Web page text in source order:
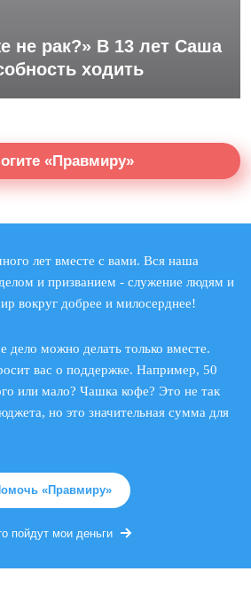
не рак?» В 13 лет Саша
ходить
«Правмиру»
лет вместе с вами. Вся наша
и призванием - служение людям и
вокруг добрее и милосерднее!
дело можно делать только вместе.
вас о поддержке. Например, 50
или мало? Чашка кофе? Это не так
но это значительная сумма для
«Правмиру»
пойдут мои деньги